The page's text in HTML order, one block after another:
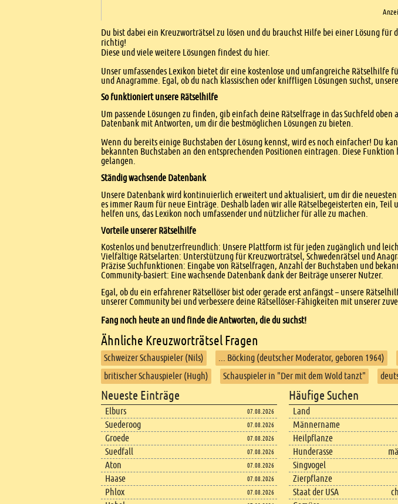
Einleitung
Du bist dabei ein Kreuzworträtsel zu lösen und du brauchst Hilfe bei einer Lösung für
richtig!
Diese und viele weitere Lösungen findest du hier.
Unser umfassendes Lexikon bietet dir eine kostenlose und umfangreiche
und Anagramme. Egal, ob du nach klassischen oder kniffligen Lösungen suchst,
So funktioniert unsere Rätselhilfe
Um passende Lösungen zu finden, gib einfach deine Rätselfrage in das Suchfeld
Datenbank mit Antworten, um dir die bestmöglichen Lösungen zu bieten.
Wenn du bereits einige Buchstaben der Lösung kennst, wird es noch einfacher! Du
bekannten Buchstaben an den entsprechenden Positionen eintragen. Diese
gelangen.
Ständig wachsende Datenbank
Unsere Datenbank wird kontinuierlich erweitert und aktualisiert, um dir die
es immer Raum für neue Einträge. Deshalb laden wir alle Rätselbegeisterten ein,
helfen uns, das Lexikon noch umfassender und nützlicher für alle zu machen.
Vorteile unserer Rätselhilfe
Kostenlos und benutzerfreundlich: Unsere Plattform ist für jeden zugänglich und
Vielfältige Rätselarten: Unterstützung für Kreuzworträtsel, Schwedenrätsel und
Präzise Suchfunktionen: Eingabe von Rätselfragen, Anzahl der Buchstaben und
Community-basiert: Eine wachsende Datenbank dank der Beiträge unserer Nutzer.
Egal, ob du ein erfahrener Rätsellöser bist oder gerade erst anfängst – unsere
unserer Community bei und verbessere deine Rätsellöser-Fähigkeiten mit unserer
Fang noch heute an und finde die Antworten, die du suchst!
Ähnliche Kreuzworträtsel Fragen
Schweizer Schauspieler (Nils) ... Böcking (deutscher Moderator, geboren 1964)
britischer Schauspieler (Hugh)
Schauspieler in "Der mit dem Wold tanzt"
Footer content
Neueste Einträge
Elburs 07.08.2026
Suederoog 07.08.2026
Groede 07.08.2026
Suedfall 07.08.2026
Aton 07.08.2026
Haase 07.08.2026
Phlox 07.08.2026
Häufige Suchen
Land
Männername
Heilpflanze
Hunderasse
Singvogel
Zierpflanze
Staat der USA